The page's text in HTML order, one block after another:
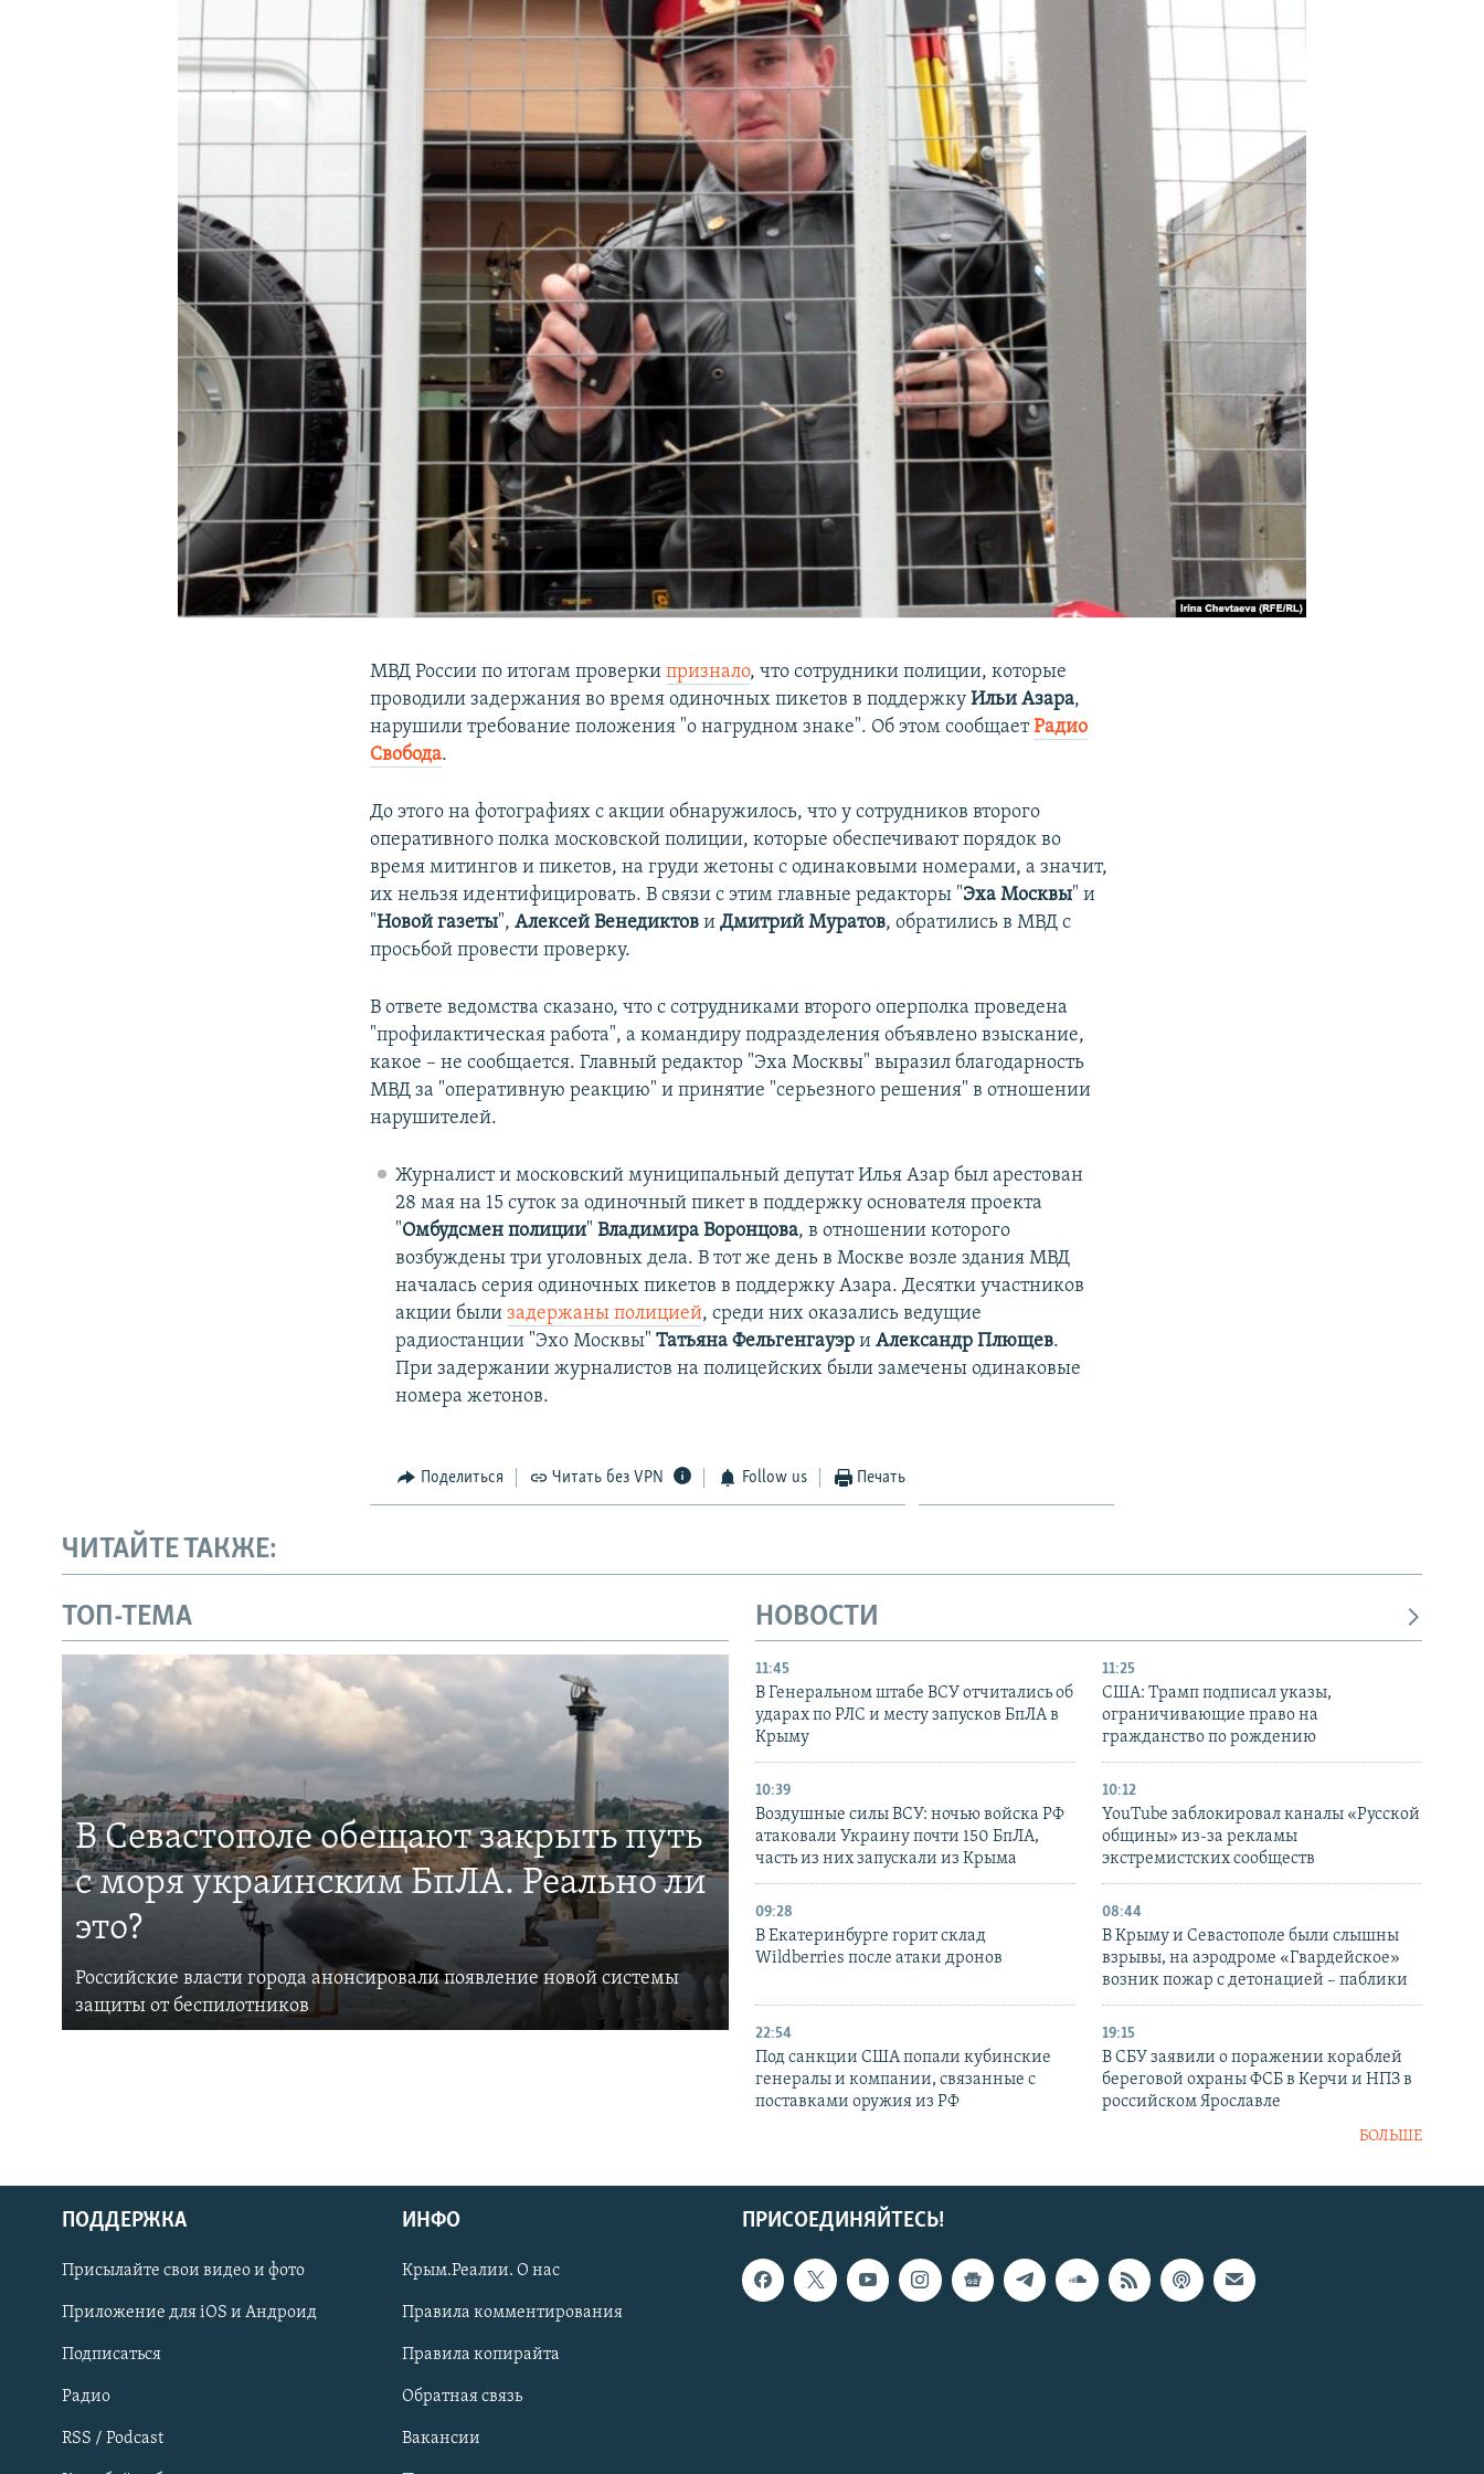
КРЫМ.НЕПОКОРЕННЫЙ
Українською
Qırımtatar
ПРИСОЕДИНЯЙТЕСЬ!
МВД России по итогам проверкипризнало, что сотрудники полиции, которые
проводили задержания во время одиночных пикетов в поддержкуИльи Азара,
нарушили требование положения "о нагрудном знаке". Об этом сообщаетРадио
Свобода. ​
До этого на фотографиях с акции обнаружилось, что у сотрудников второго
оперативного полка московской полиции, которые обеспечивают порядок во
время митингов и пикетов, на груди жетоны с одинаковыми номерами, а значит,
их нельзя идентифицировать. В связи с этим главные редакторы "Эха Москвы" и
"Новой газеты",Алексей Венедиктов иДмитрий Муратов, обратились в МВД с
просьбой провести проверку.
В ответе ведомства сказано, что с сотрудниками второго оперполка проведена
"профилактическая работа", а командиру подразделения объявлено взыскание,
какое – не сообщается. Главный редактор "Эха Москвы" выразил благодарность
МВД за "оперативную реакцию" и принятие "серьезного решения" в отношении
нарушителей.
Журналист и московский муниципальный депутат Илья Азар был арестован
28 мая на 15 суток за одиночный пикет в поддержку основателя проекта
"Омбудсмен полиции" Владимира Воронцова, в отношении которого
возбуждены три уголовных дела. В тот же день в Москве возле здания МВД
началась серия одиночных пикетов в поддержку Азара. Десятки участников
акции были задержаны полицией, среди них оказались ведущие
радиостанции "Эхо Москвы" Татьяна Фельгенгауэри Александр Плющев.
При задержании журналистов на полицейских были замечены одинаковые
номера жетонов.
Поделиться Читать без VPN Follow us Печать
ЧИТАЙТЕ ТАКЖЕ:
ТОП-ТЕМА
В Севастополе обещают закрыть путь
с моря украинским БпЛА. Реально ли
это?
Российские власти города анонсировали появление новой системы
защиты от беспилотников
НОВОСТИ
11:45
В Генеральном штабе ВСУ отчитались об
ударах по РЛС и месту запусков БпЛА в
Крыму
11:25
США: Трамп подписал указы,
ограничивающие право на
гражданство по рождению
10:39
Воздушные силы ВСУ: ночью войска РФ
атаковали Украину почти 150 БпЛА,
часть из них запускали из Крыма
10:12
YouTube заблокировал каналы «Русской
общины» из-за рекламы
экстремистских сообществ
09:28
В Екатеринбурге горит склад
Wildberries после атаки дронов
08:44
В Крыму и Севастополе были слышны
взрывы, на аэродроме «Гвардейское»
возник пожар с детонацией – паблики
22:54
Под санкции США попали кубинские
генералы и компании, связанные с
поставками оружия из РФ
19:15
В СБУ заявили о поражении кораблей
береговой охраны ФСБ в Керчи и НПЗ в
российском Ярославле
БОЛЬШЕ
ПРИСОЕДИНЯЙТЕСЬ!
ПОДДЕРЖКА
Присылайте свои видео и фото
Приложение для iOS и Андроид
Подписаться
Радио
RSS / Podcast
ИНФО
Крым.Реалии. О нас
Правила комментирования
Правила копирайта
Обратная связь
Вакансии